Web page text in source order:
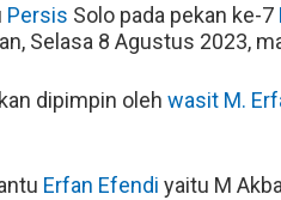
Persis Solo pada pekan ke-7
Selasa 8 Agustus 2023,
dipimpin oleh wasit M.
Erfan Efendi yaitu M